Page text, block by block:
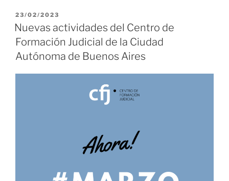
PUBLICADO
EL
23/02/2023
Nuevas actividades del Centro de
Formación Judicial de la Ciudad
Autónoma de Buenos Aires